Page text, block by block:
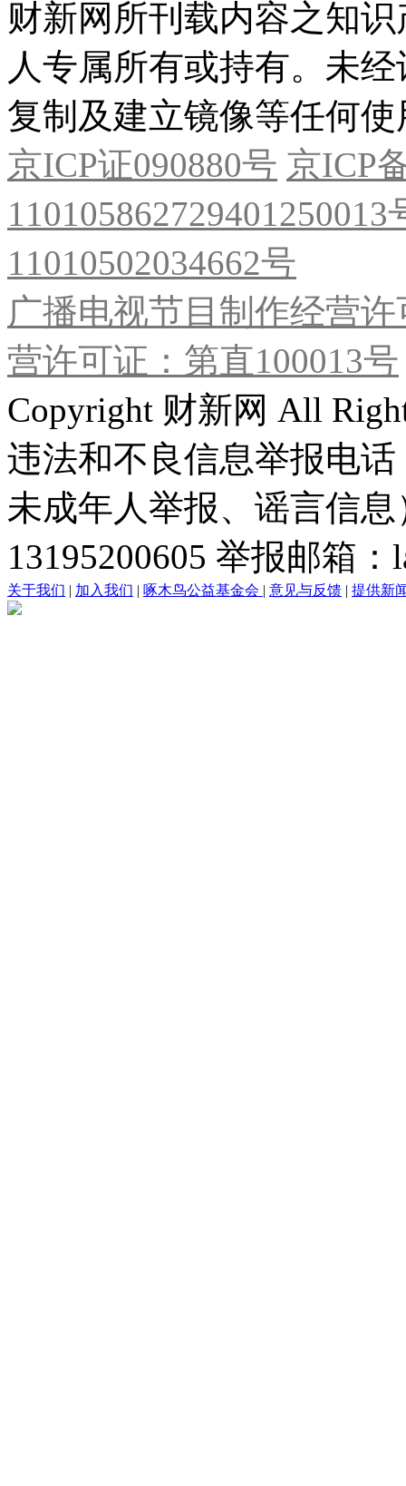
财新网所刊载内容之知
人专属所有或持有。未
复制及建立镜像等任何使
京ICP证090880号 京ICP
11010502034662号
广播电视节目制作经营
营许可证：第直100013号
Copyright 财新网 All
违法和不良信息举报电
未成年人举报、谣言信
13195200605 举报邮箱
关于我们 | 加入我们 | 啄木鸟公益基金会 | 意见与反馈 | 提供新